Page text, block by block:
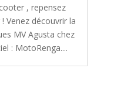
, repensez
Venez découvrir la
MV Agusta chez
: MotoRenga....